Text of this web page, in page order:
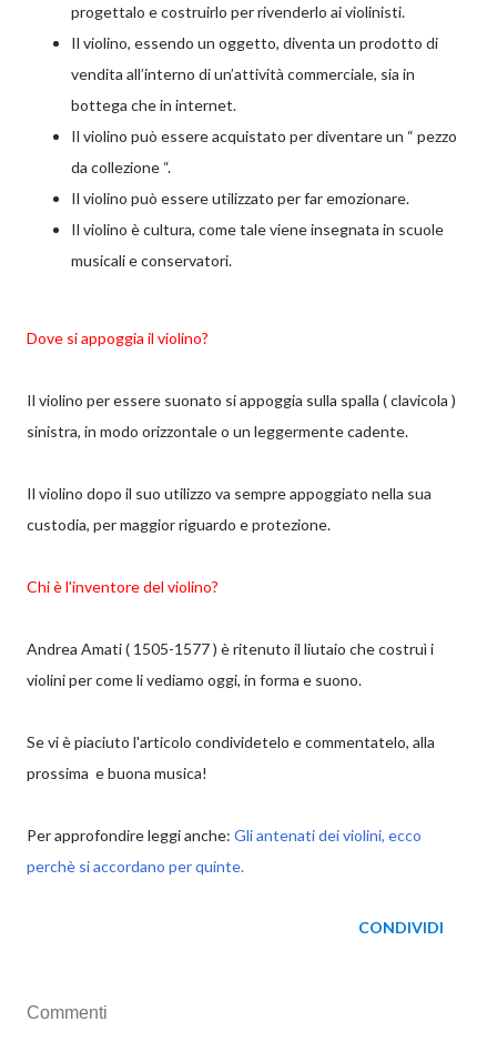
progettalo e costruirlo per rivenderlo ai violinisti.
Il violino, essendo un oggetto, diventa un prodotto di
vendita all’interno di un’attività commerciale, sia in
bottega che in internet.
Il violino può essere acquistato per diventare un “ pezzo
da collezione “.
Il violino può essere utilizzato per far emozionare.
Il violino è cultura, come tale viene insegnata in scuole
musicali e conservatori.
Dove si appoggia il violino?
Il violino per essere suonato si appoggia sulla spalla ( clavicola )
sinistra, in modo orizzontale o un leggermente cadente.
Il violino dopo il suo utilizzo va sempre appoggiato nella sua
custodia, per maggior riguardo e protezione.
Chi è l'inventore del violino?
Andrea Amati ( 1505-1577 ) è ritenuto il liutaio che costruì i
violini per come li vediamo oggi, in forma e suono.
Se vi è piaciuto l'articolo condividetelo e commentatelo, alla
prossima e buona musica!
Per approfondire leggi anche: Gli antenati dei violini, ecco
perchè si accordano per quinte.
CONDIVIDI
Commenti